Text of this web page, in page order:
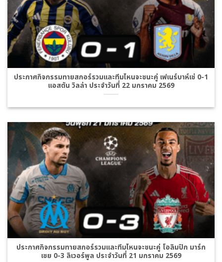
ประกาศกิจกรรมทายสกอร์รวมและทีมไหนจะชนะคู่ เฟเนร์บาห์เช่ 0-1
แอสตัน วิลล่า ประจำวันที่ 22 มกราคม 2569
ประกาศกิจกรรมทายสกอร์รวมและทีมไหนจะชนะคู่ โอลิมปิก มาร์ก
เซย 0-3 ลิเวอร์พูล ประจำวันที่ 21 มกราคม 2569